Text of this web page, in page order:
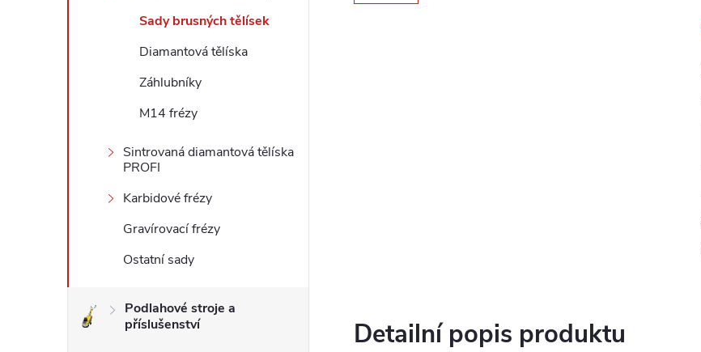
Sady brusných tělísek
Diamantová tělíska
Záhlubníky
M14 frézy
Sintrovaná diamantová tělíska
PROFI
Karbidové frézy
Gravírovací frézy
Ostatní sady
Podlahové stroje a
příslušenství
Detailní popis produktu